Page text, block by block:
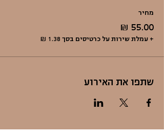
מחיר
+ עמלת שירות על כרטיסים בסך ‏1.38 ‏₪
שתפו את האירוע